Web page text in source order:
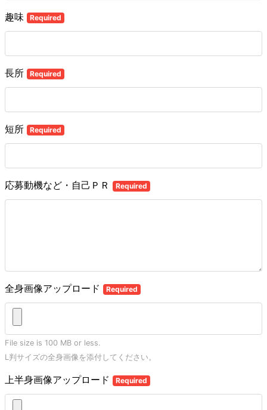
趣味 Required
長所 Required
短所 Required
応募動機など・自己ＰＲ Required
全身画像アップロード Required
File size is 100 MB or less.
L判サイズの全身画像を添付してください。
上半身画像アップロード Required